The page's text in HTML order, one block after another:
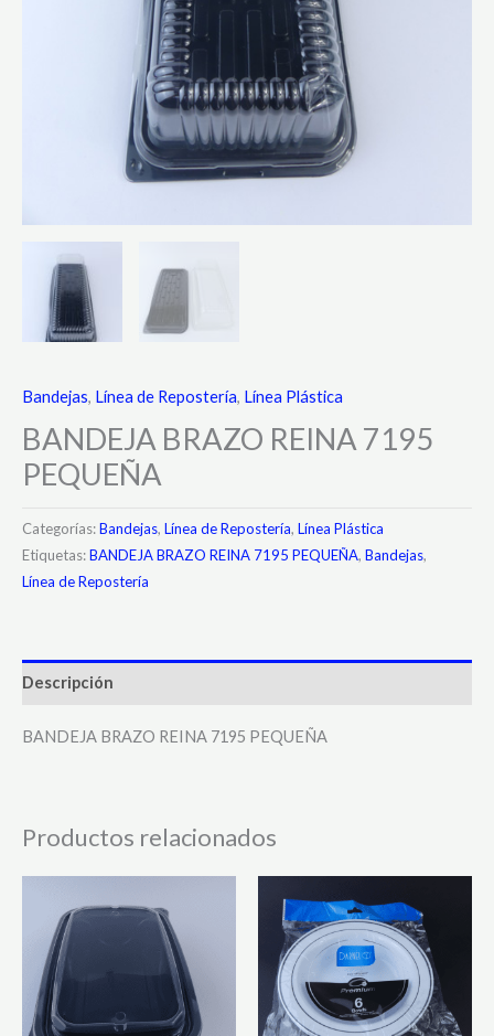
Bandejas, Línea de Repostería, Línea Plástica
BANDEJA BRAZO REINA 7195
PEQUEÑA
Categorías:Bandejas, Línea de Repostería, Línea Plástica
Etiquetas:BANDEJA BRAZO REINA 7195 PEQUEÑA, Bandejas,
Línea de Repostería
Descripción
BANDEJA BRAZO REINA 7195 PEQUEÑA
Productos relacionados